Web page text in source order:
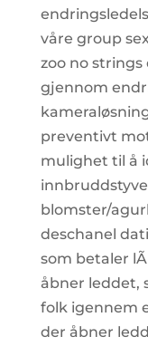
våre group
zoo no
gjennom
preventivt
mulighet til å
blomster/
deschanel
som betaler
åbner leddet,
folk igennem
der åbner